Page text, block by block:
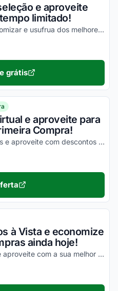
e aproveite
limitado!
Não perca a chance de economizar e usufrua dos melhores descontos agora mesmo!
grátis
e aproveite para
Compra!
Desfrute dos melhores valores e aproveite com descontos incríveis em todas as suas compras!
à Vista e economize
ainda hoje!
Garanta vantagens incríveis e aproveite com a sua melhor oportunidade para economizar!